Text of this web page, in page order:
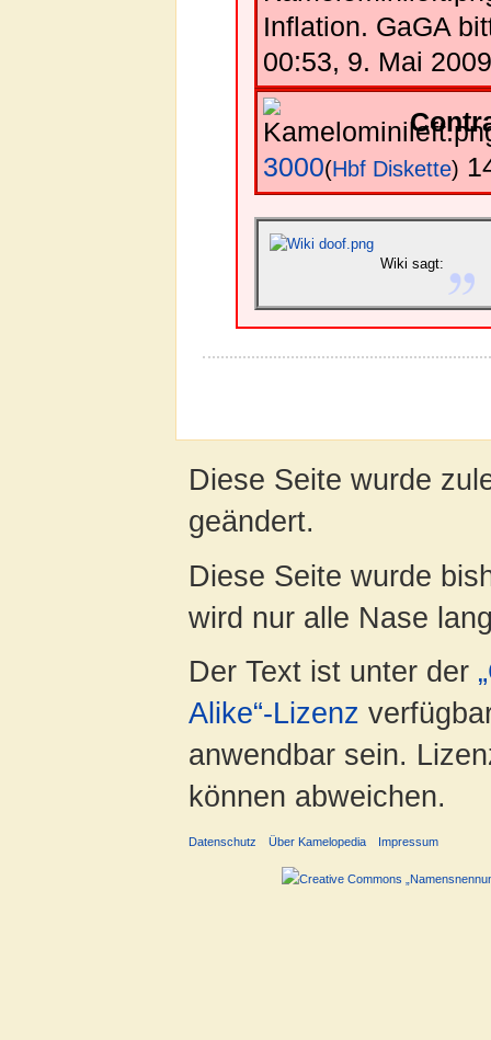
Inflation. GaGA
00:53, 9. Mai
3000(Hbf Diskette)
Wiki sagt:
Diese Seite wurde
geändert.
Diese Seite wurde
wird nur alle Nase
Der Text ist unter der
Alike“-Lizenz
anwendbar sein.
können abweichen.
Datenschutz Über Kamelopedia Impressum